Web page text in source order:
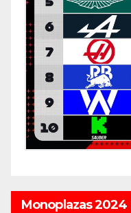
Monoplazas 2024